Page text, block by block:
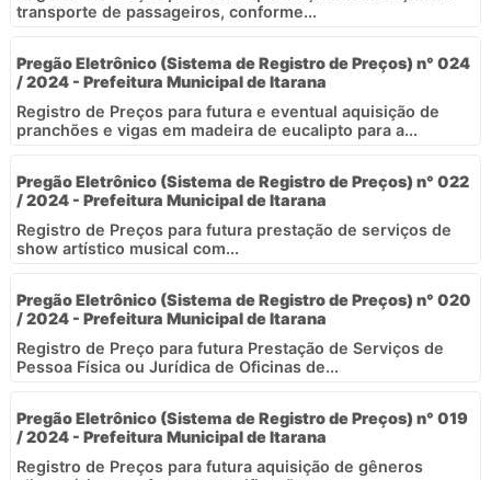
transporte de passageiros, conforme...
Pregão Eletrônico (Sistema de Registro de Preços) n° 024
/ 2024 - Prefeitura Municipal de Itarana
Registro de Preços para futura e eventual aquisição de
pranchões e vigas em madeira de eucalipto para a...
Pregão Eletrônico (Sistema de Registro de Preços) n° 022
/ 2024 - Prefeitura Municipal de Itarana
Registro de Preços para futura prestação de serviços de
show artístico musical com...
Pregão Eletrônico (Sistema de Registro de Preços) n° 020
/ 2024 - Prefeitura Municipal de Itarana
Registro de Preço para futura Prestação de Serviços de
Pessoa Física ou Jurídica de Oficinas de...
Pregão Eletrônico (Sistema de Registro de Preços) n° 019
/ 2024 - Prefeitura Municipal de Itarana
Registro de Preços para futura aquisição de gêneros